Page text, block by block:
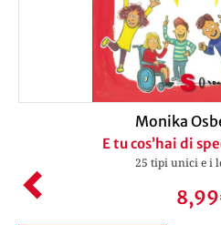
Monika
E tu cos’hai di
25 tipi unici e i
8,99